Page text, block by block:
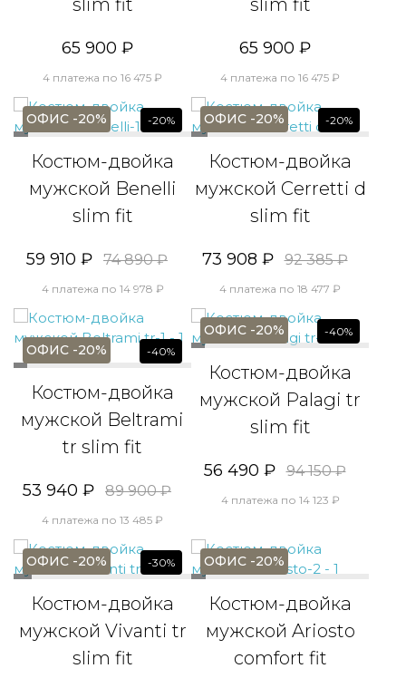
slim fit
65 900 ₽
4 платежа по 16 475 ₽
slim fit
65 900 ₽
4 платежа по 16 475 ₽
ОФИС -20% -20%
Костюм-двойка
мужской Benelli
slim fit
59 910 ₽ 74 890 ₽
4 платежа по 14 978 ₽
ОФИС -20% -20%
Костюм-двойка
мужской Cerretti d
slim fit
73 908 ₽ 92 385 ₽
4 платежа по 18 477 ₽
ОФИС -20% -40%
Костюм-двойка
мужской Beltrami
tr slim fit
53 940 ₽ 89 900 ₽
4 платежа по 13 485 ₽
ОФИС -20% -40%
Костюм-двойка
мужской Palagi tr
slim fit
56 490 ₽ 94 150 ₽
4 платежа по 14 123 ₽
ОФИС -20% -30%
Костюм-двойка
мужской Vivanti tr
slim fit
ОФИС -20%
Костюм-двойка
мужской Ariosto
comfort fit